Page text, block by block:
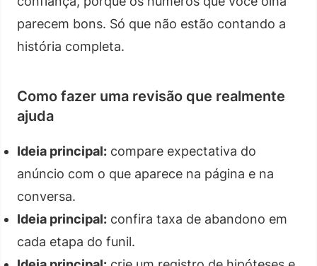
parecem bons. Só que não estão contando a
história completa.
Como fazer uma revisão que realmente
ajuda
Ideia principal: compare expectativa do
anúncio com o que aparece na página e na
conversa.
Ideia principal: confira taxa de abandono em
cada etapa do funil.